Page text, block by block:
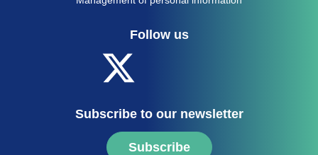
Follow us
Subscribe to our newsletter
Subscribe